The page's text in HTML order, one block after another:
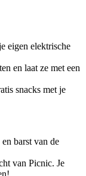
eigen elektrische
en laat ze met een
snacks met je
barst van de
van Picnic. Je